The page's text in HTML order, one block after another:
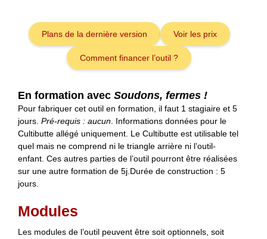
Plans de la dernière version Voir les prix
Comment financer l’outil ?
En formation avec Soudons, fermes !
Pour fabriquer cet outil en formation, il faut 1 stagiaire et 5
jours. Pré-requis : aucun . Informations données pour le
Cultibutte allégé uniquement. Le Cultibutte est utilisable tel
quel mais ne comprend ni le triangle arrière ni l’outil-
enfant. Ces autres parties de l’outil pourront être réalisées
sur une autre formation de 5j.Durée de construction : 5
jours.
Modules
Les modules de l’outil peuvent être soit optionnels, soit